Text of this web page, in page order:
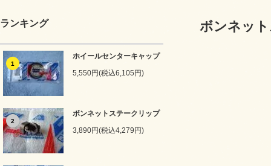
ランキング
1
ホイールセンターキャップ
5,550円(税込6,105円)
2
ボンネットステークリップ
3,890円(税込4,279円)
ボンネッ